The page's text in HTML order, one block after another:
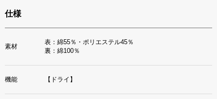
仕様
素材
表：綿55％・ポリエステル45％
裏：綿100％
機能 【ドライ】